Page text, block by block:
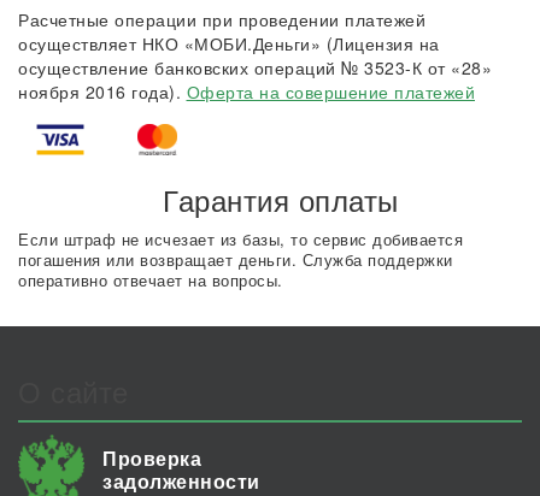
Расчетные операции при проведении платежей
осуществляет НКО «МОБИ.Деньги» (Лицензия на
осуществление банковских операций № 3523-К от «28»
ноября 2016 года). Оферта на совершение платежей
Гарантия оплаты
Если штраф не исчезает из базы, то сервис добивается
погашения или возвращает деньги. Служба поддержки
оперативно отвечает на вопросы.
Проверка
задолженности